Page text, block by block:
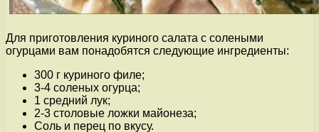
Для приготовления куриного салата с солеными
огурцами вам понадобятся следующие ингредиенты:
300 г куриного филе;
3-4 соленых огурца;
1 средний лук;
2-3 столовые ложки майонеза;
Соль и перец по вкусу.